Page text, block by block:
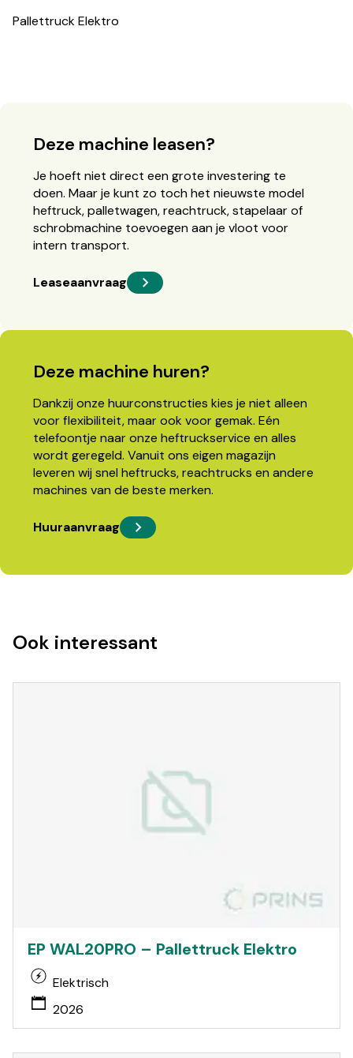
Pallettruck Elektro
Deze machine leasen?
Je hoeft niet direct een grote investering te
doen. Maar je kunt zo toch het nieuwste model
heftruck, palletwagen, reachtruck, stapelaar of
schrobmachine toevoegen aan je vloot voor
intern transport.
Leaseaanvraag
Deze machine huren?
Dankzij onze huurconstructies kies je niet alleen
voor flexibiliteit, maar ook voor gemak. Eén
telefoontje naar onze heftruckservice en alles
wordt geregeld. Vanuit ons eigen magazijn
leveren wij snel heftrucks, reachtrucks en andere
machines van de beste merken.
Huuraanvraag
Ook interessant
EP WAL20PRO – Pallettruck Elektro
Elektrisch
2026